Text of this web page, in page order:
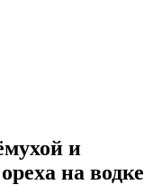
и
на водке